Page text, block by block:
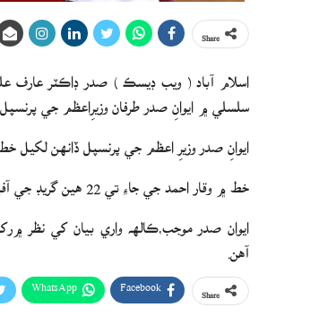
اسلام آباد ( ويب ڊيسڪ ) صدر ڊاڪٽر عارف
سلسلي ۾ ايوانِ صدر طرفان وزيرِاعظم جي
ايوانِ صدر وزيرِ اعظم جي پرنسپل ڏانهن
خط ۾ وقار احمد جي جاءِ تي 22 هين گريڊ جي آفيسر حميرا احمد ک صدر جي سيڪريٽري مقرر ڪرڻ جي سفارش ڪئي وئي آهي.
ايوان صدر موجب،ڪالهه واري بيان کي نظر
آهن.
Facebook
WhatsApp